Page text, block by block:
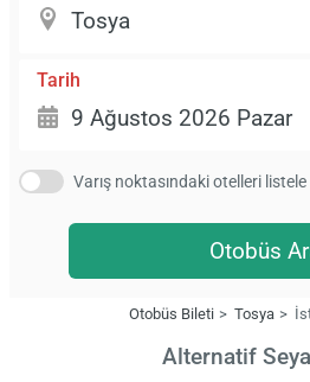
Tarih
Varış noktasındaki otelleri listele
Otobüs
Otobüs Bileti Tosya
Alternatif